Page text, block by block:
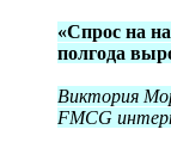
«Спрос на
полгода
Виктория
FMCG